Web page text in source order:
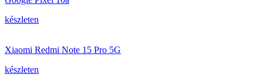
készleten
Xiaomi Redmi Note 15 Pro 5G
készleten